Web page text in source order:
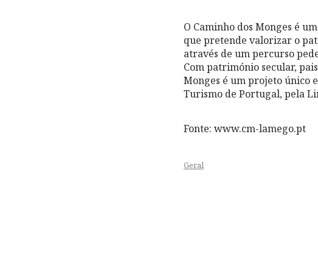
O Caminho dos Monges é
que pretende valorizar o
através de um percurso
Com património secular,
Monges é um projeto único
Turismo de Portugal, pela
Fonte: www.cm-lamego.pt
Geral